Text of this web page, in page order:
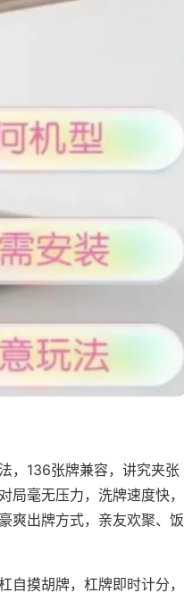
，136张牌兼容，讲究夹张
毫无压力，洗牌速度快，
爽出牌方式，亲友欢聚、饭
摸胡牌，杠牌即时计分，